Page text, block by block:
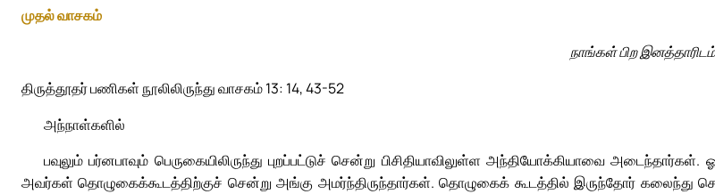
முதல் வாசகம்
நாங்கள் பிற
திருத்தூதர் பணிகள் நூலிலிருந்து வாசகம் 13: 14, 43-52
அந்நாள்களில்
பவுலும் பர்னபாவும் பெருகையிலிருந்து புறப்பட்டுச் சென்று பிசிதியாவிலுள்ள அந்தியோக்கியாவை அடைந்தார்கள்.
அவர்கள் தொழுகைக்கூடத்திற்குச் சென்று அங்கு அமர்ந்திருந்தார்கள். தொழுகைக் கூடத்தில் இருந்தோர் கலைந்து